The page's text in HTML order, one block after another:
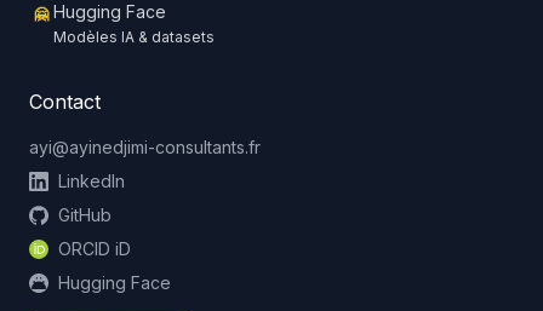
🤗 Hugging Face
Modèles IA & datasets
Contact
ayi@ayinedjimi-consultants.fr
LinkedIn
GitHub
ORCID iD
Hugging Face